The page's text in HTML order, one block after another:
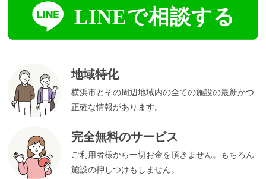
地域特化
横浜市とその周辺地域内の全ての施設の最新かつ
正確な情報があります。
完全無料のサービス
ご利用者様から一切お金を頂きません。もちろん
施設の押しつけもしません。